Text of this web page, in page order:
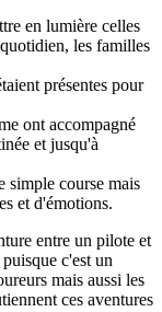
en lumière celles
les familles
présentes pour
ont accompagné
et jusqu'à
simple course mais
et d'émotions.
entre un pilote et
c'est un
mais aussi les
ces aventures